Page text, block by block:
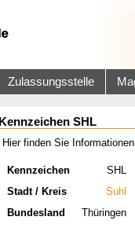
Zulassungsstelle
Kennzeichen SHL
Hier finden Sie
Kennzeichen SHL
Stadt / Kreis
Suhl
Bundesland
Thüringen